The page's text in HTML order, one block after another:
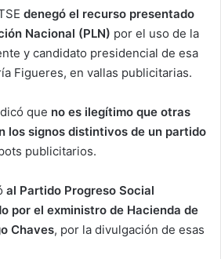
denegó el recurso presentado
Nacional (PLN) por el uso de la
y candidato presidencial de esa
Figueres, en vallas publicitarias.
que no es ilegítimo que otras
los signos distintivos de un partido
publicitarios.
al Partido Progreso Social
por el exministro de Hacienda de
Chaves, por la divulgación de esas